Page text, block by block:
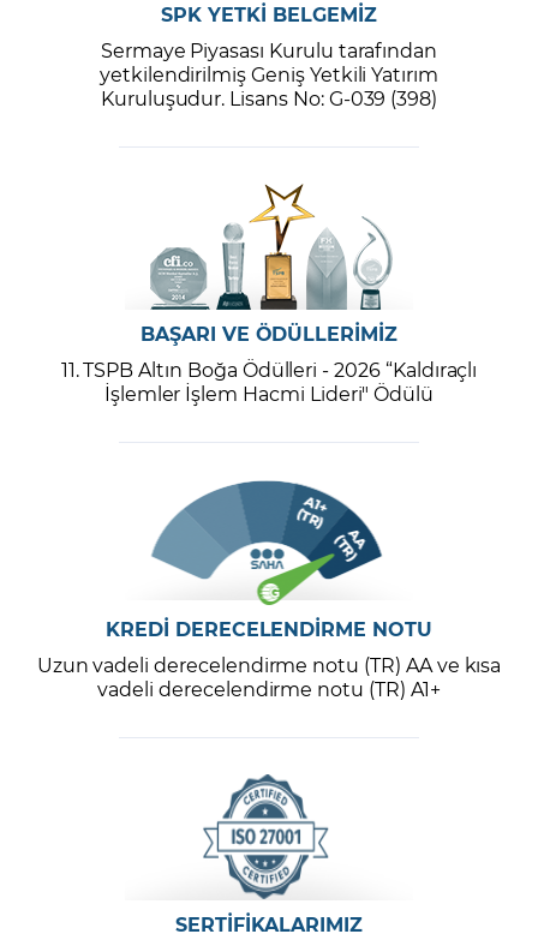
SPK YETKİ BELGEMİZ
Sermaye Piyasası Kurulu tarafından
yetkilendirilmiş Geniş Yetkili Yatırım
Kuruluşudur. Lisans No: G-039 (398)
BAŞARI VE ÖDÜLLERİMİZ
11. TSPB Altın Boğa Ödülleri - 2026 “Kaldıraçlı
İşlemler İşlem Hacmi Lideri" Ödülü
KREDİ DERECELENDİRME NOTU
Uzun vadeli derecelendirme notu (TR) AA ve kısa
vadeli derecelendirme notu (TR) A1+
SERTİFİKALARIMIZ